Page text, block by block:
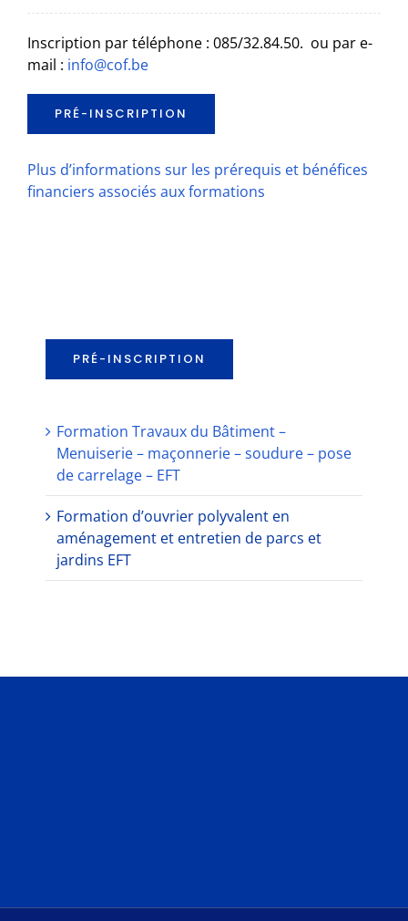
Inscription par téléphone : 085/32.84.50. ou par e-
mail : info@cof.be
PRÉ-INSCRIPTION
Plus d’informations sur les prérequis et bénéfices
financiers associés aux formations
PRÉ-INSCRIPTION
Formation Travaux du Bâtiment –
Menuiserie – maçonnerie – soudure – pose
de carrelage – EFT
Formation d’ouvrier polyvalent en
aménagement et entretien de parcs et
jardins EFT